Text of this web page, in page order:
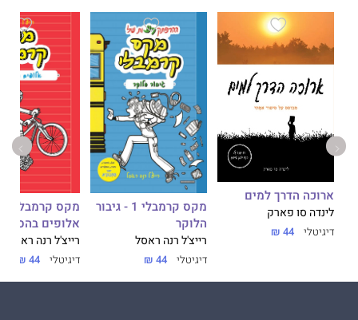
ארוכה הדרך למים
לינדה סו פארק
דיגיטלי 44 ₪
מקס קרמבלי 1 - גיבור
הלוקר
רייצ'ל רנה ראסל
דיגיטלי 44 ₪
אלופים
רייצ'ל רנה ראסל
דיגיטלי 44 ₪